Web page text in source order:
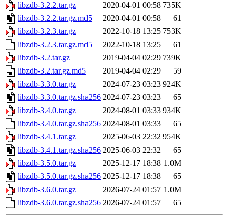
libzdb-3.2.2.tar.gz
2020-04-01 00:58 735K
libzdb-3.2.2.tar.gz.md5
2020-04-01 00:58
61
libzdb-3.2.3.tar.gz
2022-10-18 13:25 753K
libzdb-3.2.3.tar.gz.md5
2022-10-18 13:25
61
libzdb-3.2.tar.gz
2019-04-04 02:29 739K
libzdb-3.2.tar.gz.md5
2019-04-04 02:29
59
libzdb-3.3.0.tar.gz
2024-07-23 03:23 924K
libzdb-3.3.0.tar.gz.sha256 2024-07-23 03:23
65
libzdb-3.4.0.tar.gz
2024-08-01 03:33 934K
libzdb-3.4.0.tar.gz.sha256 2024-08-01 03:33
65
libzdb-3.4.1.tar.gz
2025-06-03 22:32 954K
libzdb-3.4.1.tar.gz.sha256 2025-06-03 22:32
65
libzdb-3.5.0.tar.gz
2025-12-17 18:38 1.0M
libzdb-3.5.0.tar.gz.sha256 2025-12-17 18:38
65
libzdb-3.6.0.tar.gz
2026-07-24 01:57 1.0M
libzdb-3.6.0.tar.gz.sha256 2026-07-24 01:57 65